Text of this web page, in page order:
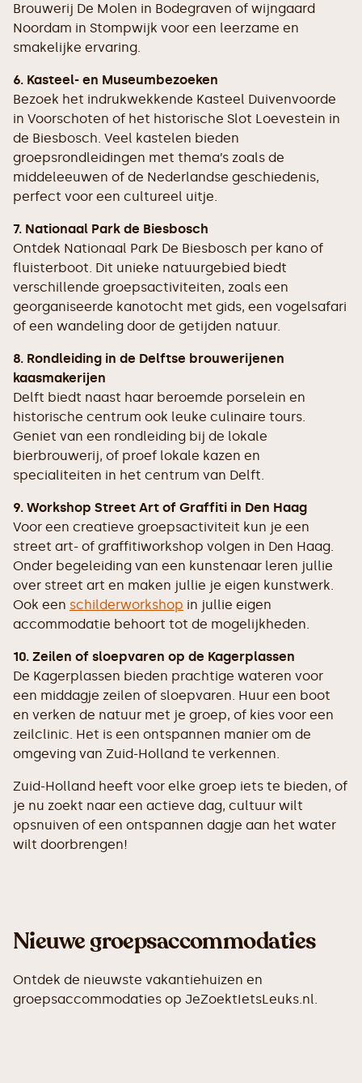
Brouwerij De Molen in Bodegraven of wijngaard
Noordam in Stompwijk voor een leerzame en
smakelijke ervaring.
6. Kasteel- en Museumbezoeken
Bezoek het indrukwekkende Kasteel Duivenvoorde
in Voorschoten of het historische Slot Loevestein in
de Biesbosch. Veel kastelen bieden
groepsrondleidingen met thema’s zoals de
middeleeuwen of de Nederlandse geschiedenis,
perfect voor een cultureel uitje.
7. Nationaal Park de Biesbosch
Ontdek Nationaal Park De Biesbosch per kano of
fluisterboot. Dit unieke natuurgebied biedt
verschillende groepsactiviteiten, zoals een
georganiseerde kanotocht met gids, een vogelsafari
of een wandeling door de getijden natuur.
8. Rondleiding in de Delftse brouwerijenen
kaasmakerijen
Delft biedt naast haar beroemde porselein en
historische centrum ook leuke culinaire tours.
Geniet van een rondleiding bij de lokale
bierbrouwerij, of proef lokale kazen en
specialiteiten in het centrum van Delft.
9. Workshop Street Art of Graffiti in Den Haag
Voor een creatieve groepsactiviteit kun je een
street art- of graffitiworkshop volgen in Den Haag.
Onder begeleiding van een kunstenaar leren jullie
over street art en maken jullie je eigen kunstwerk.
Ook een schilderworkshop in jullie eigen
accommodatie behoort tot de mogelijkheden.
10. Zeilen of sloepvaren op de Kagerplassen
De Kagerplassen bieden prachtige wateren voor
een middagje zeilen of sloepvaren. Huur een boot
en verken de natuur met je groep, of kies voor een
zeilclinic. Het is een ontspannen manier om de
omgeving van Zuid-Holland te verkennen.
Zuid-Holland heeft voor elke groep iets te bieden, of
je nu zoekt naar een actieve dag, cultuur wilt
opsnuiven of een ontspannen dagje aan het water
wilt doorbrengen!
Nieuwe groepsaccommodaties
Ontdek de nieuwste vakantiehuizen en
groepsaccommodaties op JeZoektIetsLeuks.nl.